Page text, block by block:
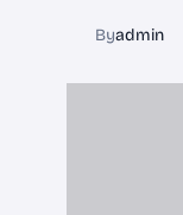
Byadmin